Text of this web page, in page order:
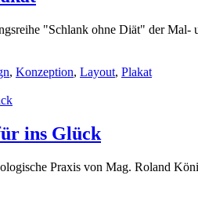
"Schlank ohne Diät" der Mal-
, Konzeption, Layout, Plakat
ins Glück
Praxis von Mag. Roland